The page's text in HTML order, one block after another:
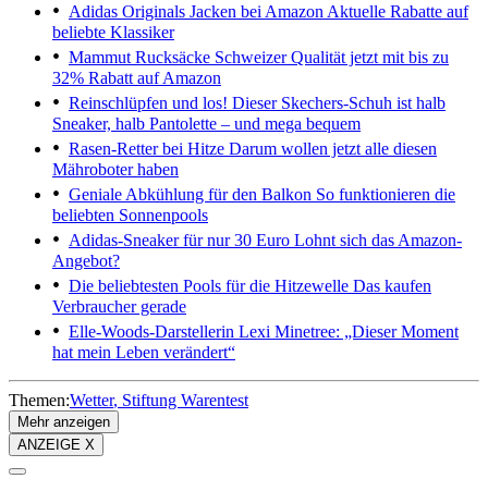
Adidas Originals Jacken bei Amazon Aktuelle Rabatte auf
beliebte Klassiker
Mammut Rucksäcke Schweizer Qualität jetzt mit bis zu
32% Rabatt auf Amazon
Reinschlüpfen und los! Dieser Skechers-Schuh ist halb
Sneaker, halb Pantolette – und mega bequem
Rasen-Retter bei Hitze Darum wollen jetzt alle diesen
Mähroboter haben
Geniale Abkühlung für den Balkon So funktionieren die
beliebten Sonnenpools
Adidas-Sneaker für nur 30 Euro Lohnt sich das Amazon-
Angebot?
Die beliebtesten Pools für die Hitzewelle Das kaufen
Verbraucher gerade
Elle-Woods-Darstellerin Lexi Minetree: „Dieser Moment
hat mein Leben verändert“
Themen:Wetter Stiftung Warentest
Mehr anzeigen
ANZEIGE X